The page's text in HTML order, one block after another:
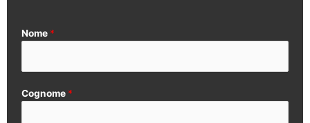
Nome *
Cognome *